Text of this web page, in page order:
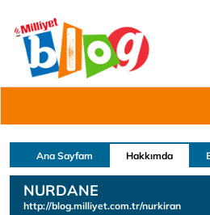
Ana Sayfam Hakkımda
NURDANE
http://blog.milliyet.com.tr/nurkiran